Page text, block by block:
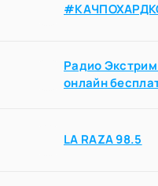
Радио
онлайн
LA RAZA 98.5